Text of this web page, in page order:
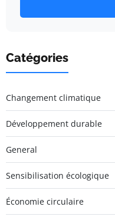
Catégories
Changement climatique
Développement durable
General
Sensibilisation écologique
Économie circulaire